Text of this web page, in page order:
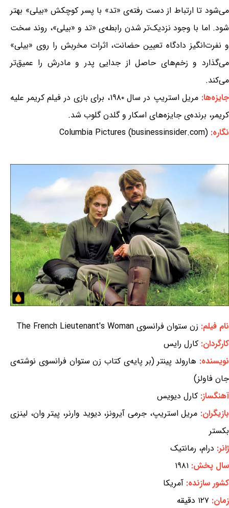
می‌شود تا ارتباط از دست رفته‌ی «تد» با پسر کوچکش «بیلی» بهتر
شود. اما با وجود نزدیک‌تر شدن رابطه‌ی «تد و «بیلی»، روند سخت
و نفرت‌انگیز دادگاه تعیین حضانت، اثرات مخربش را روی «بیلی»
می‌گذارد و زخم‌های حاصل از جدایی پدر و مادرش را عمیق‌تر
می‌کند.
جایزه‌ها:
مریل استریپ در سال ۱۹۸۰، برای بازی در فیلم کریمر علیه
کریمر، برنده‌ی جایزه‌های اسکار و گلدن گلوب شد.
نگاره: Columbia Pictures (businessinsider.com)
نام فیلم: زن ستوان فرانسوی The French Lieutenant's Woman
کارگردان: کارل رایس
نویسنده: هارولد پینتر (بر پایه‌ی کتاب زن ستوان فرانسوی نوشته‌ی
جان فاولز)
آهنگساز: کارل دیویس
بازیگران: مریل استریپ، جرمی آیرونز، دیوید وارنر، پیتر وان، لینزی
بکستر
ژانر: درام، رمانتیک
سال پخش: ۱۹۸۱
کشور سازنده: آمریکا
زمان: ۱۲۷ دقیقه